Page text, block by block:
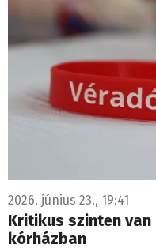
2026. június 23., 19:41
Kritikus szinten
kórházban